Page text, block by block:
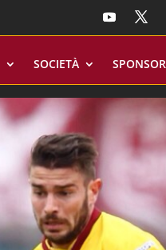
SOCIETÀ SPONSOR